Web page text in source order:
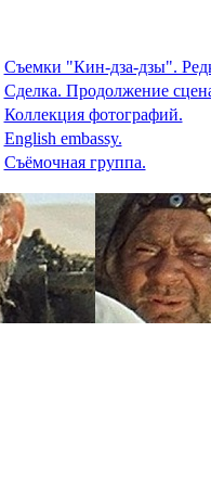
Съемки "Кин-дза-дзы".
Сделка. Продолжение
Коллекция фотографий.
English embassy.
Съёмочная группа.